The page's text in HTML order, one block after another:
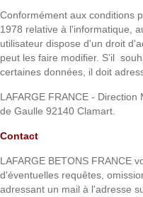
Conformément aux conditions
1978 relative à l'informatique,
utilisateur dispose d'un droit
peut les faire modifier. S’il
certaines données, il doit
LAFARGE FRANCE -
de Gaulle 92140 Clamart.
Contact
LAFARGE BETONS FRANCE
d'éventuelles requêtes,
adressant un mail à l'adresse